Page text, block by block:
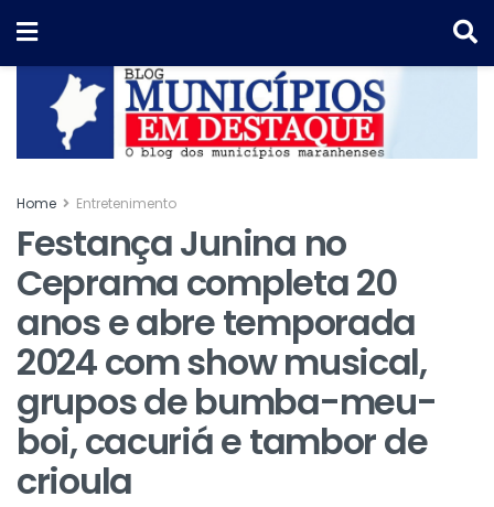
Home Entretenimento
Festança Junina no
Ceprama completa 20
anos e abre temporada
2024 com show musical,
grupos de bumba-meu-
boi, cacuriá e tambor de
crioula